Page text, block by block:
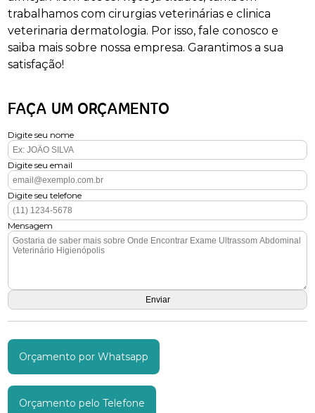
trabalhamos com cirurgias veterinárias e clinica
veterinaria dermatologia. Por isso, fale conosco e
saiba mais sobre nossa empresa. Garantimos a sua
satisfação!
FAÇA UM ORÇAMENTO
Digite seu nome
Digite seu email
Digite seu telefone
Mensagem
Orçamento por Whatsapp
Orçamento pelo Telefone